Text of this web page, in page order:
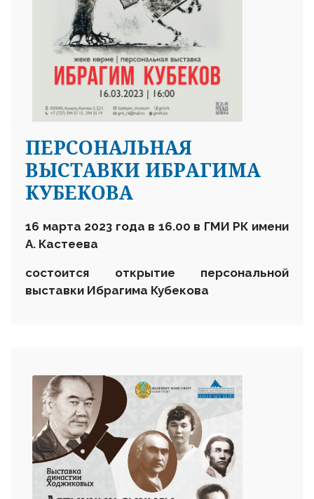
ПЕРСОНАЛЬНАЯ
ВЫСТАВКИ ИБРАГИМА
КУБЕКОВА
16 марта 2023 года в 16.00 в ГМИ РК имени
А. Кастеева
состоится открытие персональной
выставки Ибрагима Кубекова